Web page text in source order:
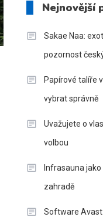
Nejnovější
Sakae Naa:
pozornost
Papírové talíře
vybrat správně
Uvažujete o
volbou
Infrasauna
zahradě
Software